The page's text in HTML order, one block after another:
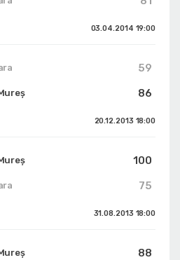
03.04.2014 19:00
59
86
20.12.2013 18:00
100
75
31.08.2013 18:00
88